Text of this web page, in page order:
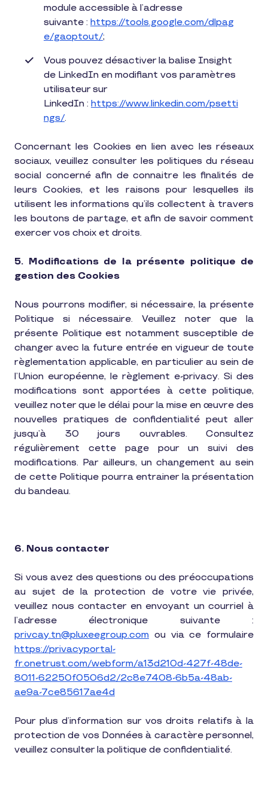
module accessible à l’adresse
suivante : https://tools.google.com/dlpag
e/gaoptout/;
Vous pouvez désactiver la balise Insight
de LinkedIn en modifiant vos paramètres
utilisateur sur
LinkedIn : https://www.linkedin.com/psetti
ngs/.
Concernant les Cookies en lien avec les réseaux
sociaux, veuillez consulter les politiques du réseau
social concerné afin de connaitre les finalités de
leurs Cookies, et les raisons pour lesquelles ils
utilisent les informations qu’ils collectent à travers
les boutons de partage, et afin de savoir comment
exercer vos choix et droits.
5. Modifications de la présente politique de
gestion des Cookies
Nous pourrons modifier, si nécessaire, la présente
Politique si nécessaire. Veuillez noter que la
présente Politique est notamment susceptible de
changer avec la future entrée en vigueur de toute
règlementation applicable, en particulier au sein de
l’Union européenne, le règlement e-privacy. Si des
modifications sont apportées à cette politique,
veuillez noter que le délai pour la mise en œuvre des
nouvelles pratiques de confidentialité peut aller
jusqu’à 30 jours ouvrables. Consultez
régulièrement cette page pour un suivi des
modifications. Par ailleurs, un changement au sein
de cette Politique pourra entrainer la présentation
du bandeau.
6. Nous contacter
Si vous avez des questions ou des préoccupations
au sujet de la protection de votre vie privée,
veuillez nous contacter en envoyant un courriel à
l’adresse électronique suivante :
privcay.tn@pluxeegroup.com ou via ce formulaire
https://privacyportal-
fr.onetrust.com/webform/a13d210d-427f-48de-
8011-62250f0506d2/2c8e7408-6b5a-48ab-
ae9a-7ce85617ae4d
Pour plus d’information sur vos droits relatifs à la
protection de vos Données à caractère personnel,
veuillez consulter la politique de confidentialité.